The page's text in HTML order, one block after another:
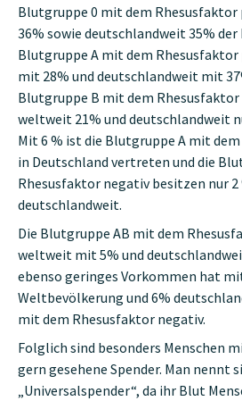
Blutgruppe 0 mit dem
36% sowie deutschlandweit 35% der
Blutgruppe A mit dem
mit 28% und deutschlandweit mit
Blutgruppe B mit dem
weltweit 21% und deutschlandweit
Mit 6 % ist die Blutgruppe A mit
in Deutschland vertreten und die
Rhesusfaktor negativ besitzen nur 2
deutschlandweit.
Die Blutgruppe AB mit dem
weltweit mit 5% und
ebenso geringes Vorkommen hat
Weltbevölkerung und 6%
mit dem Rhesusfaktor negativ.
Folglich sind besonders Menschen
gern gesehene Spender. Man nennt
„Universalspender“, da ihr Blut